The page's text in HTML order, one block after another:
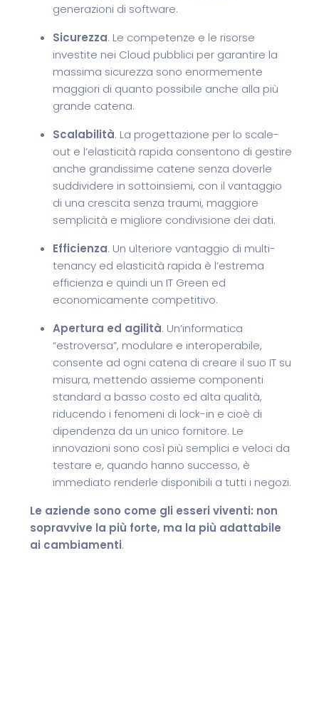
generazioni di software.
Sicurezza. Le competenze e le risorse
investite nei Cloud pubblici per garantire la
massima sicurezza sono enormemente
maggiori di quanto possibile anche alla più
grande catena.
Scalabilità. La progettazione per lo scale-
out e l’elasticità rapida consentono di gestire
anche grandissime catene senza doverle
suddividere in sottoinsiemi, con il vantaggio
di una crescita senza traumi, maggiore
semplicità e migliore condivisione dei dati.
Efficienza. Un ulteriore vantaggio di multi-
tenancy ed elasticità rapida è l’estrema
efficienza e quindi un IT Green ed
economicamente competitivo.
Apertura ed agilità. Un’informatica
“estroversa”, modulare e interoperabile,
consente ad ogni catena di creare il suo IT su
misura, mettendo assieme componenti
standard a basso costo ed alta qualità,
riducendo i fenomeni di lock-in e cioè di
dipendenza da un unico fornitore. Le
innovazioni sono così più semplici e veloci da
testare e, quando hanno successo, è
immediato renderle disponibili a tutti i negozi.
Le aziende sono come gli esseri viventi: non
sopravvive la più forte, ma la più adattabile
ai cambiamenti.